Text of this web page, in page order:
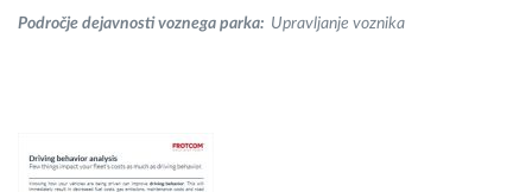
Oddaljen prenos podatkov iz tahografa
Področje dejavnosti voznega parka: Upravljanje voznika